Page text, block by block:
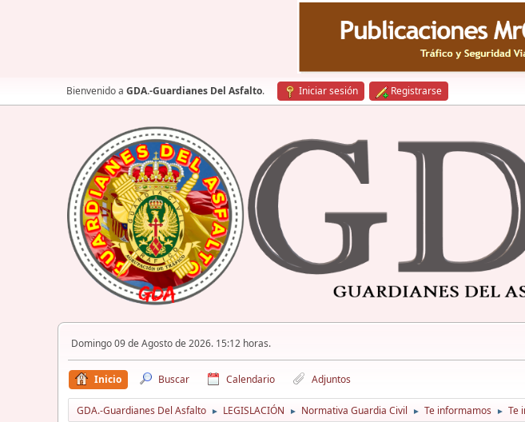
Bienvenido a GDA.-Guardianes Del Asfalto. Iniciar sesión Registrarse
Domingo 09 de Agosto de 2026. 15:12 horas.
Inicio Buscar Calendario Adjuntos
GDA.-Guardianes Del Asfalto ► LEGISLACIÓN ► Normativa Guardia Civil ► Te informamos ► Te